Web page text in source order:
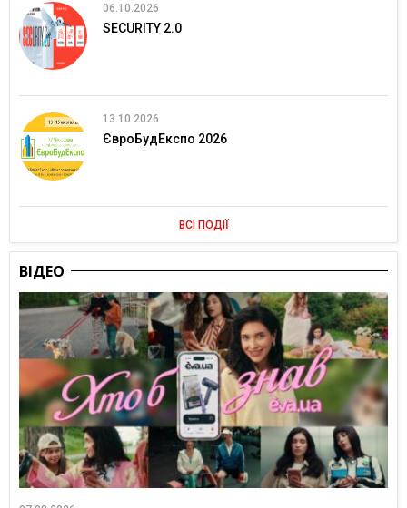
06.10.2026
SECURITY 2.0
13.10.2026
ЄвроБудЕкспо 2026
ВСІ ПОДІЇ
ВІДЕО